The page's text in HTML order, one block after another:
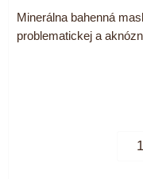
Minerálna bahenná
problematickej a